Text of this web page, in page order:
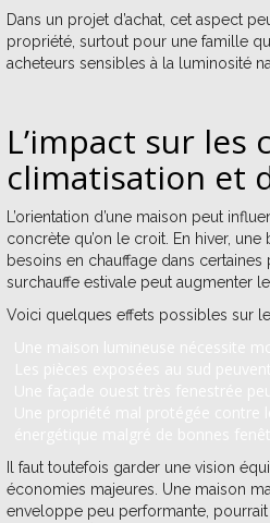
Dans un projet d’achat, cet aspect
propriété, surtout pour une famille
acheteurs sensibles à la luminosité
L’impact sur les
climatisation et
L’orientation d’une maison peut
concrète qu’on le croit. En hiver,
besoins en chauffage dans certaines
surchauffe estivale peut augmenter
Voici quelques effets possibles sur
Il faut toutefois garder une vision
économies majeures. Une maison
enveloppe peu performante,